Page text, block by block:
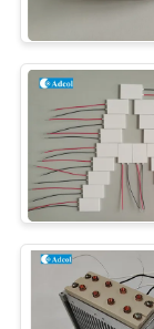
ONGEVEER
ONS
CONTACT